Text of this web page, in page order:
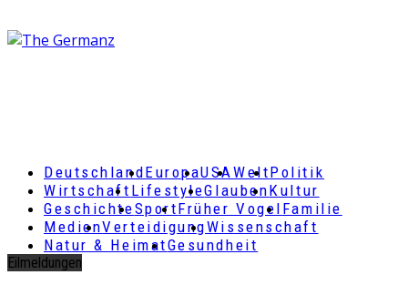
DeutschlandEuropaUSAWeltPolitik
Wirtschaft LifestyleGlaubenKultur
GeschichteSportFrüher Vogel Familie
MedienVerteidigungWissenschaft
Natur & HeimatGesundheit
Eilmeldungen